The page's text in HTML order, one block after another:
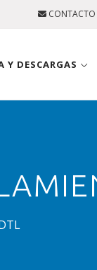
CONTACTO
Y DESCARGAS